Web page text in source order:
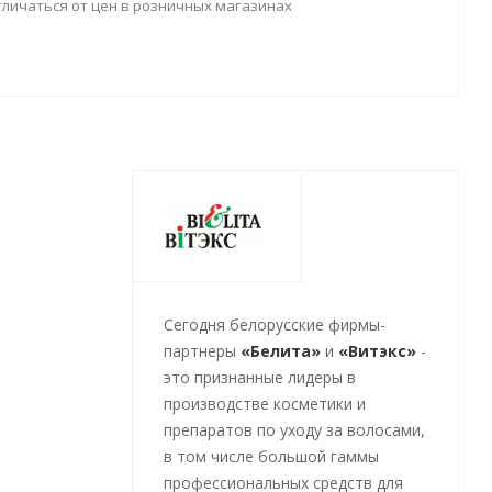
от цен в розничных магазинах
Cегодня белорусские фирмы-
партнеры «Белита»и «Витэкс»-
это признанные лидеры в
производстве косметики и
препаратов по уходу за волосами,
в том числе большой гаммы
профессиональных средств для